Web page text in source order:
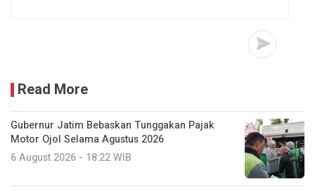
Read More
Gubernur Jatim Bebaskan Tunggakan Pajak
Motor Ojol Selama Agustus 2026
6 August 2026 - 18:22 WIB